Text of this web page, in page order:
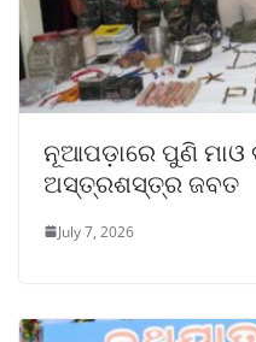
ନୂଆପଡ଼ାରେ ପୁଣି ମାଓ
ଅସ୍ତ୍ରଶସ୍ତ୍ର ଜବତ
July 7, 2026